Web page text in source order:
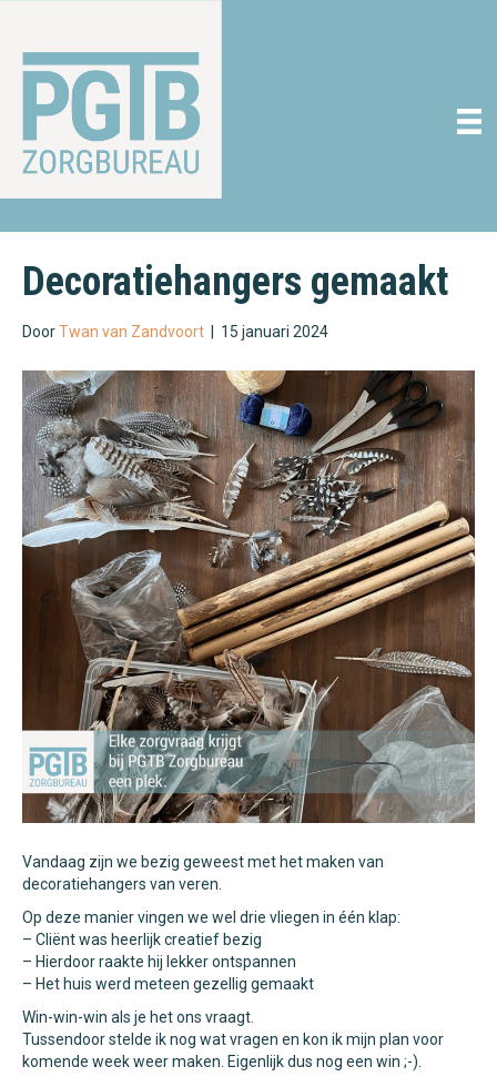
Decoratiehangers gemaakt
DoorTwan van Zandvoort 15 januari 2024
Vandaag zijn we bezig geweest met het maken van
decoratiehangers van veren.
Op deze manier vingen we wel drie vliegen in één klap:
– Cliënt was heerlijk creatief bezig
– Hierdoor raakte hij lekker ontspannen
– Het huis werd meteen gezellig gemaakt
Win-win-win als je het ons vraagt.
Tussendoor stelde ik nog wat vragen en kon ik mijn plan voor
komende week weer maken. Eigenlijk dus nog een win ;-).